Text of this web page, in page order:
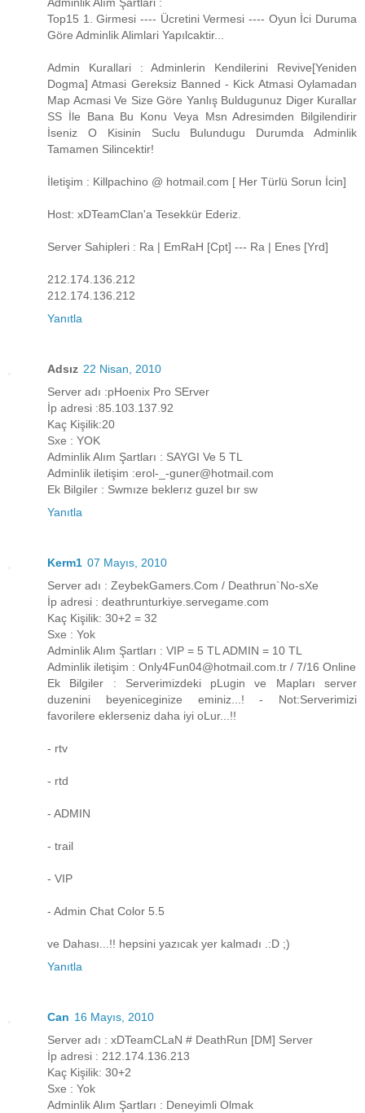
Adminlik Alım Şartlari :
Top15 1. Girmesi ---- Ücretini Vermesi ---- Oyun İci Duruma
Göre Adminlik Alimlari Yapılcaktir...
Admin Kurallari : Adminlerin Kendilerini Revive[Yeniden
Dogma] Atmasi Gereksiz Banned - Kick Atmasi Oylamadan
Map Acmasi Ve Size Göre Yanlış Buldugunuz Diger Kurallar
SS İle Bana Bu Konu Veya Msn Adresimden Bilgilendirir
İseniz O Kisinin Suclu Bulundugu Durumda Adminlik
Tamamen Silincektir!
İletişim : Killpachino @ hotmail.com [ Her Türlü Sorun İcin]
Host: xDTeamClan'a Tesekkür Ederiz.
Server Sahipleri : Ra | EmRaH [Cpt] --- Ra | Enes [Yrd]
212.174.136.212
212.174.136.212
Yanıtla
Adsız 22 Nisan, 2010
Server adı :pHoenix Pro SErver
İp adresi :85.103.137.92
Kaç Kişilik:20
Sxe : YOK
Adminlik Alım Şartları : SAYGI Ve 5 TL
Adminlik iletişim :erol-_-guner@hotmail.com
Ek Bilgiler : Swmıze beklerız guzel bır sw
Yanıtla
Kerm1 07 Mayıs, 2010
Server adı : ZeybekGamers.Com / Deathrun`No-sXe
İp adresi : deathrunturkiye.servegame.com
Kaç Kişilik: 30+2 = 32
Sxe : Yok
Adminlik Alım Şartları : VIP = 5 TL ADMIN = 10 TL
Adminlik iletişim : Only4Fun04@hotmail.com.tr / 7/16 Online
Ek Bilgiler : Serverimizdeki pLugin ve Mapları server
duzenini beyeniceginize eminiz...! - Not:Serverimizi
favorilere eklerseniz daha iyi oLur...!!
- rtv
- rtd
- ADMIN
- trail
- VIP
- Admin Chat Color 5.5
ve Dahası...!! hepsini yazıcak yer kalmadı .:D ;)
Yanıtla
Can 16 Mayıs, 2010
Server adı : xDTeamCLaN # DeathRun [DM] Server
İp adresi : 212.174.136.213
Kaç Kişilik: 30+2
Sxe : Yok
Adminlik Alım Şartları : Deneyimli Olmak